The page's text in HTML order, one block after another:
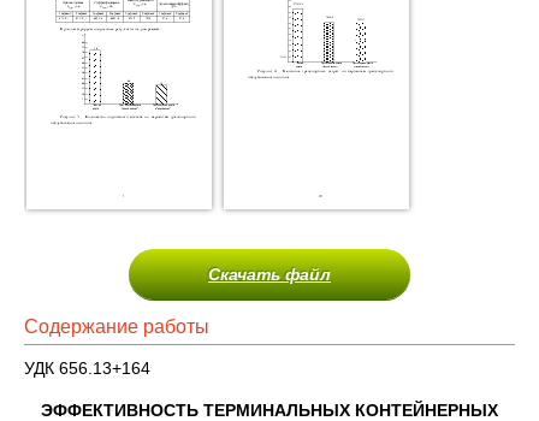
Скачать файл
Содержание работы
УДК 656.13+164
ЭФФЕКТИВНОСТЬ ТЕРМИНАЛЬНЫХ КОНТЕЙНЕРНЫХ